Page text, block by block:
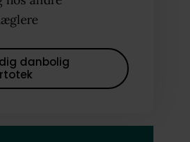
danbolig